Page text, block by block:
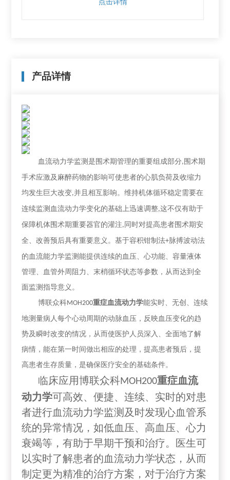
产品详情
血流动力学监测是围术期管理的重要组成部分, 围术期
手术应激及麻醉药物的影响可使患者的心肌负荷及收缩力
均发生巨大改变,并且相互影响。维持机体循环稳定需要在
连续监测血流动力学变化的基础上迅速调整,这不仅有助于
保障机体围术期重要器官的灌注, 同时对提高患者围术期安
全、改善预后具有重要意义。基于容积钳制法+脉搏波动法
的血流能力学监测能提供连续的血压、心功能、容量液体
管理、血管外周阻力、末梢循环状态等参数，从而达到全
面监测指导意义。
博联众科MOH200重症血流动力学能实时、无创、连续
地测量病人每个心动周期的动脉血压，反映血压变化的趋
势及瞬时改变的情况，从而使医护人员深入、全面地了解
病情，能在第一时间做出相应的处理，提高患者预后，提
高患者生存质量，是确保医疗安全的基础条件。
临床应用博联众科MOH200重症血流
动力学可高效、便捷、连续、实时的对患
者进行血流动力学监测及时发现心血管系
统的异常情况，如低血压、高血压、心力
衰竭等，有助于早期干预和治疗。医生可
以实时了解患者的血流动力学状态，从而
制定更为精准的治疗方案，对于治疗方案